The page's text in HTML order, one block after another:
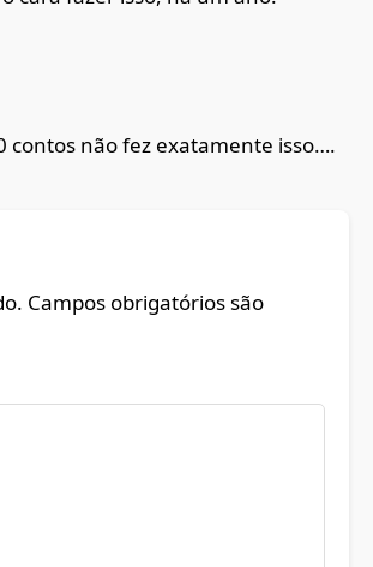
contos não fez exatamente isso….
Campos obrigatórios são